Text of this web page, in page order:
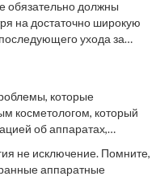
обязательно должны
на достаточно широкую
ухода за
которые
косметологом, который
об аппаратах,
не исключение. Помните,
аппаратные